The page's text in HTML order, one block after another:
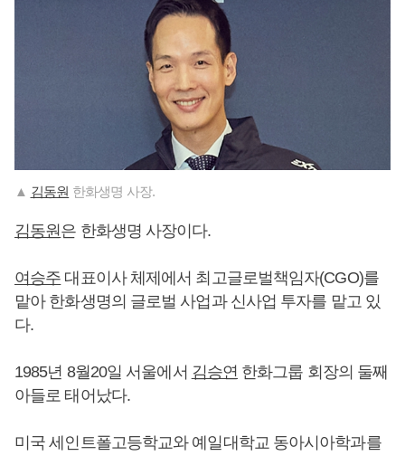
▲ 김동원 한화생명 사장.
김동원은 한화생명 사장이다.
여승주 대표이사 체제에서 최고글로벌책임자(CGO)를
맡아 한화생명의 글로벌 사업과 신사업 투자를 맡고 있
다.
1985년 8월20일 서울에서 김승연 한화그룹 회장의 둘째
아들로 태어났다.
미국 세인트폴고등학교와 예일대학교 동아시아학과를